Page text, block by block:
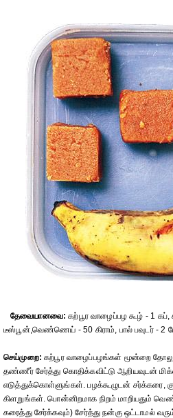
தேவையானவை: கற்பூர வாழைப்பழ கூழ் - 1
டீஸ்பூன்,வெண்ணெய் - 50 கிராம், பால் பவுடர் - 2
செய்முறை: கற்பூர வாழைப்பழங்கள் மூன்றை
தண்ணீர் சேர்த்து கொதிக்கவிட்டு ஆறியவுடன்
எடுத்துக்கொள்ளுங்கள். பழக்கூழுடன் சர்க்கரை,
கிளறுங்கள். பொன்னிறமாக நிறம் மாறியதும்
கரைத்து சேர்க்கவும்) சேர்த்து நன்கு ஒட்டாமல்